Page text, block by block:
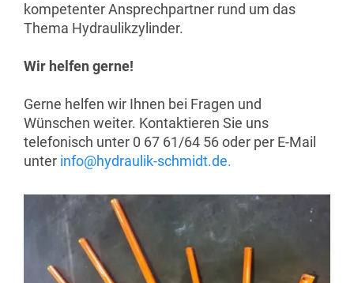
kompetenter Ansprechpartner rund um das
Thema Hydraulikzylinder.
Wir helfen gerne!
Gerne helfen wir Ihnen bei Fragen und
Wünschen weiter. Kontaktieren Sie uns
telefonisch unter 0 67 61/64 56 oder per E-Mail
unter info@hydraulik-schmidt.de.